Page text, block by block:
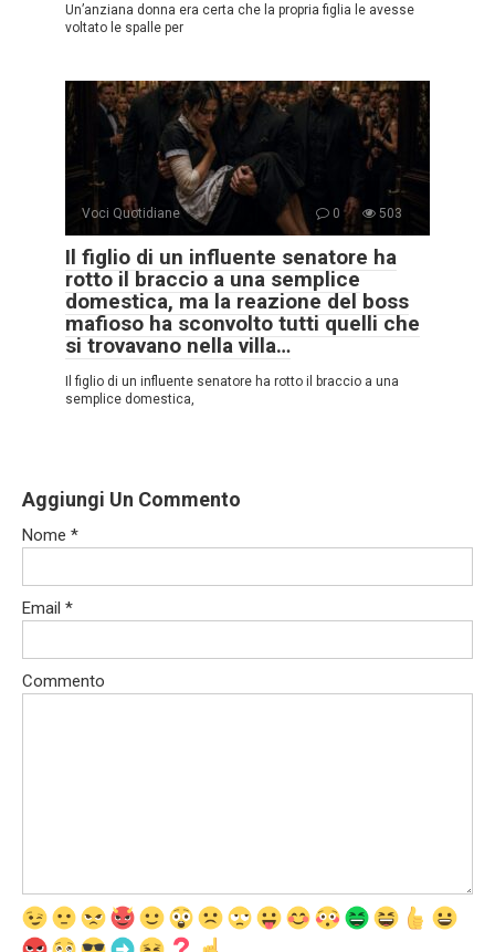
Un’anziana donna era certa che la propria figlia le avesse
voltato le spalle per
Voci Quotidiane 0 503
Il figlio di un influente senatore ha
rotto il braccio a una semplice
domestica, ma la reazione del boss
mafioso ha sconvolto tutti quelli che
si trovavano nella villa…
Il figlio di un influente senatore ha rotto il braccio a una
semplice domestica,
Aggiungi Un Commento
Nome *
Email *
Commento